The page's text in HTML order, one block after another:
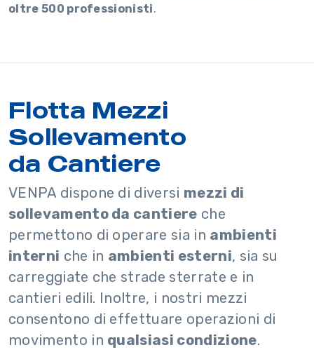
oltre 500 professionisti.
Flotta Mezzi
Sollevamento
da Cantiere
VENPA dispone di diversi mezzi di
sollevamento da cantiere che
permettono di operare sia in ambienti
interni che in ambienti esterni, sia su
carreggiate che strade sterrate e in
cantieri edili. Inoltre, i nostri mezzi
consentono di effettuare operazioni di
movimento in qualsiasi condizione.